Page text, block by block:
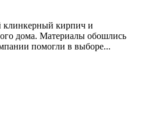
клинкерный кирпич и
дома. Материалы обошлись
помогли в выборе...